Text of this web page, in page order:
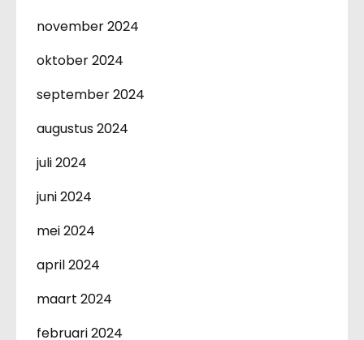
november 2024
oktober 2024
september 2024
augustus 2024
juli 2024
juni 2024
mei 2024
april 2024
maart 2024
februari 2024